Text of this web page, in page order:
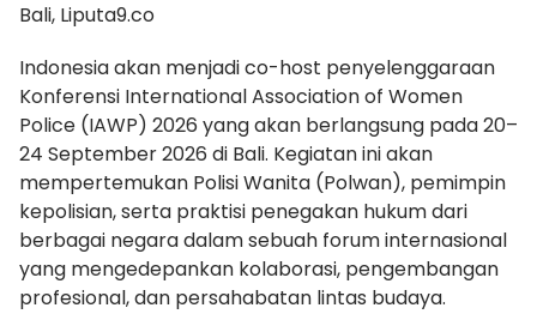
Bali, Liputa9.co
Indonesia akan menjadi co-host penyelenggaraan
Konferensi International Association of Women
Police (IAWP) 2026 yang akan berlangsung pada 20–
24 September 2026 di Bali. Kegiatan ini akan
mempertemukan Polisi Wanita (Polwan), pemimpin
kepolisian, serta praktisi penegakan hukum dari
berbagai negara dalam sebuah forum internasional
yang mengedepankan kolaborasi, pengembangan
profesional, dan persahabatan lintas budaya.